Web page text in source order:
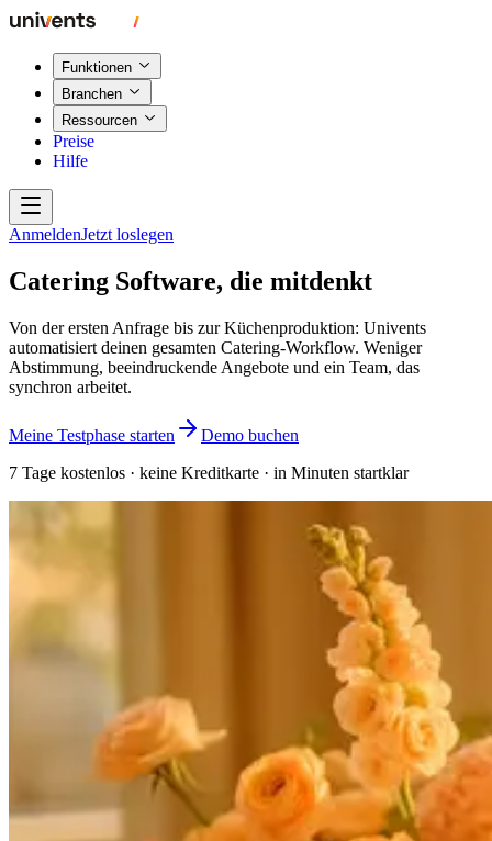
Funktionen
Branchen
Ressourcen
Preise
Hilfe
AnmeldenJetzt loslegen
Catering Software, die mitdenkt
Von der ersten Anfrage bis zur Küchenproduktion: Univents
automatisiert deinen gesamten Catering-Workflow. Weniger
Abstimmung, beeindruckende Angebote und ein Team, das
synchron arbeitet.
Meine Testphase starten
Demo buchen
7 Tage kostenlos · keine Kreditkarte · in Minuten startklar